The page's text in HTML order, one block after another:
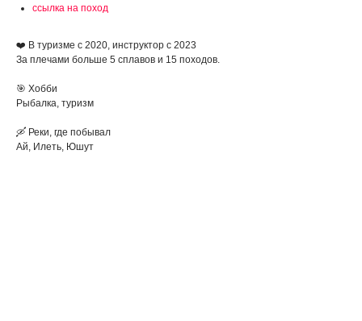
ссылка на поход
❤️ В туризме с 2020, инструктор с 2023
За плечами больше 5 сплавов и 15 походов.
🎯 Хобби
Рыбалка, туризм
🛶 Реки, где побывал
Ай, Илеть, Юшут